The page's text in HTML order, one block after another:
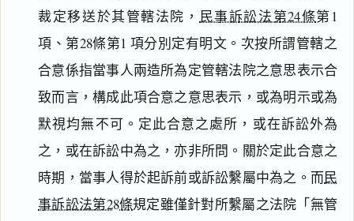
裁定移送於其管轄法院， 民事訴訟法第24條第1
項、第28條第1 項分別定有明文。次按所謂管轄之
合意係指當事人兩造所為定管轄法院之意思表示合
致而言，構成此項合意之意思表示，或為明示或為
默視均無不可。定此合意之處所，或在訴訟外為
之，或在訴訟中為之，亦非所問。關於定此合意之
時期，當事人得於起訴前或訴訟繫屬中為之。而民
事訴訟法第28條規定雖僅針對所繫屬之法院「無管